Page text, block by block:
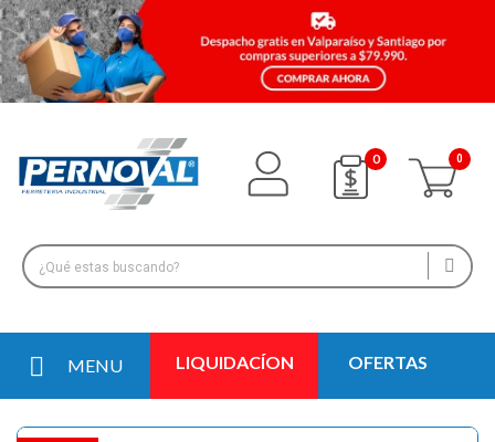
0
MENU LIQUIDACÍON OFERTAS